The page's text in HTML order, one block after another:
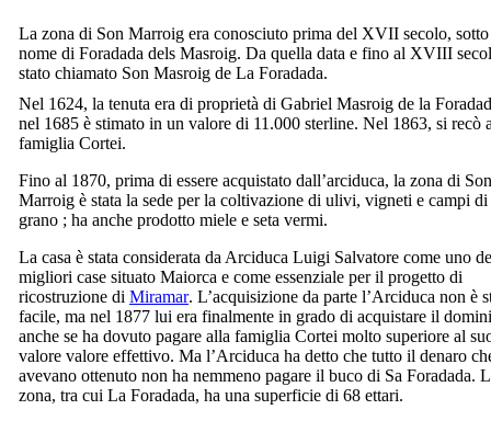
La zona di Son Marroig era conosciuto prima del XVII secolo,
nome di Foradada dels Masroig. Da quella data e fino al XVIII
stato chiamato Son Masroig de La Foradada.
Nel 1624, la tenuta era di proprietà di Gabriel Masroig de la
nel 1685 è stimato in un valore di 11.000 sterline. Nel 1863, si recò
famiglia Cortei.
Fino al 1870, prima di essere acquistato dall’arciduca, la zona di Son
Marroig è stata la sede per la coltivazione di ulivi, vigneti e campi di
grano ; ha anche prodotto miele e seta vermi.
La casa è stata considerata da Arciduca Luigi Salvatore come uno
migliori case situato Maiorca e come essenziale per il progetto di
ricostruzione di Miramar. L’acquisizione da parte l’Arciduca non è
facile, ma nel 1877 lui era finalmente in grado di acquistare il
anche se ha dovuto pagare alla famiglia Cortei molto superiore al
valore valore effettivo. Ma l’Arciduca ha detto che tutto il denaro
avevano ottenuto non ha nemmeno pagare il buco di Sa Foradada.
zona, tra cui La Foradada, ha una superficie di 68 ettari.